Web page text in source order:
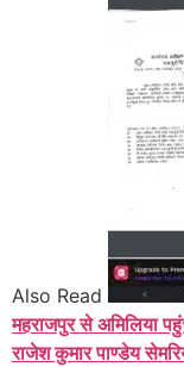
Also Read
महराजपुर से अमिलिया
राजेश कुमार पाण्डेय